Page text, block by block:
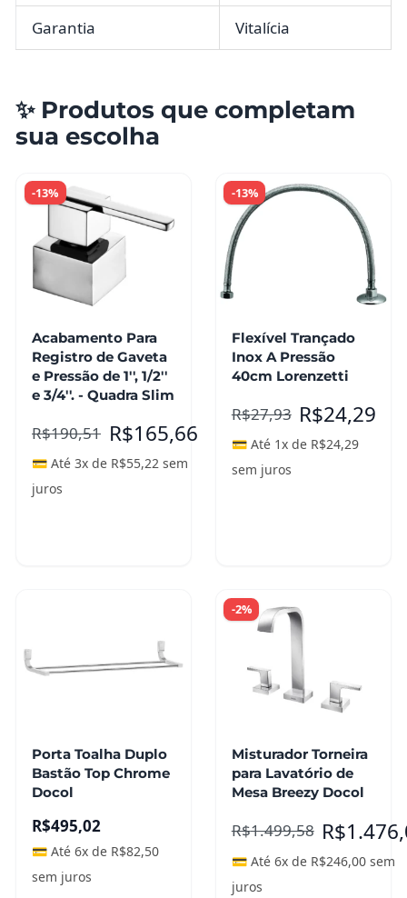
Garantia Vitalícia
✨ Produtos que completam
sua escolha
-13%
Acabamento Para
Registro de Gaveta
e Pressão de 1'', 1/2''
e 3/4''. - Quadra Slim
R$190,51 R$165,66
💳 Até 3x de R$55,22 sem
juros
-13%
Flexível Trançado
Inox A Pressão
40cm Lorenzetti
R$27,93 R$24,29
💳 Até 1x de R$24,29
sem juros
Porta Toalha Duplo
Bastão Top Chrome
Docol
R$495,02
💳 Até 6x de R$82,50
sem juros
-2%
Misturador Torneira
para Lavatório de
Mesa Breezy Docol
R$1.499,58 R$
💳 Até 6x de R$246,00sem
juros